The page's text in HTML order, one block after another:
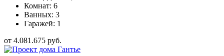
Комнат: 6
Ванных: 3
Гаражей: 1
от 4.081.675 руб.